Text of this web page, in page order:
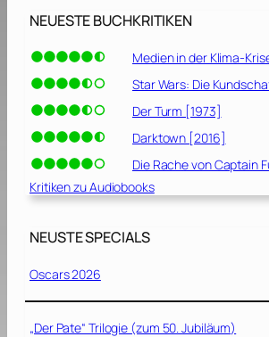
NEUESTE BUCHKRITIKEN
Medien in der Klima-
Star Wars: Die
Der Turm [1973]
Darktown [2016]
Die Rache von Captain
Kritiken zu Audiobooks
NEUSTE SPECIALS
Oscars 2026
„Der Pate“ Trilogie (zum 50. Jubiläum)